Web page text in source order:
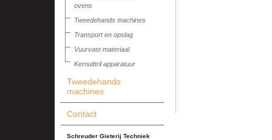
ovens
Tweedehands machines
Transport en opslag
Vuurvast materiaal
Kernuittril apparatuur
Tweedehands
machines
Contact
Schreuder Gieterij Techniek